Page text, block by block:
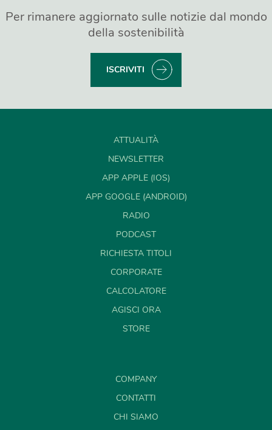
Per rimanere aggiornato sulle notizie dal mondo
della sostenibilità
ISCRIVITI
ATTUALITÀ
NEWSLETTER
APP APPLE (IOS)
APP GOOGLE (ANDROID)
RADIO
PODCAST
RICHIESTA TITOLI
CORPORATE
CALCOLATORE
AGISCI ORA
STORE
COMPANY
CONTATTI
CHI SIAMO